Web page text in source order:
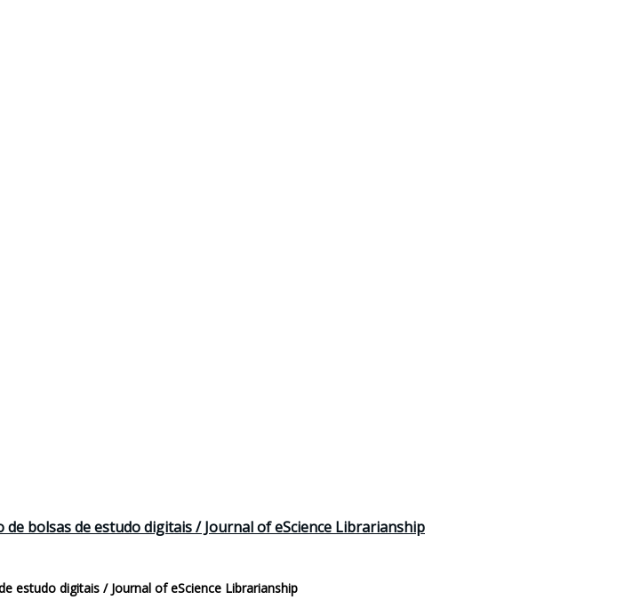
bolsas de estudo digitais / Journal of eScience Librarianship
estudo digitais / Journal of eScience Librarianship